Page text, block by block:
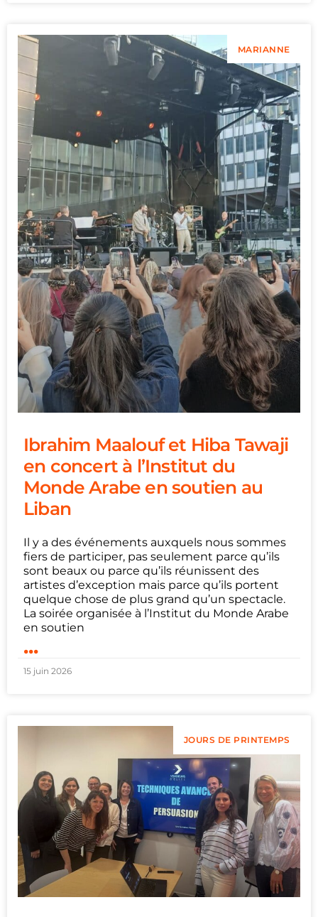
MARIANNE
Ibrahim Maalouf et Hiba Tawaji
en concert à l’Institut du
Monde Arabe en soutien au
Liban
Il y a des événements auxquels nous sommes
fiers de participer, pas seulement parce qu’ils
sont beaux ou parce qu’ils réunissent des
artistes d’exception mais parce qu’ils portent
quelque chose de plus grand qu’un spectacle.
La soirée organisée à l’Institut du Monde Arabe
en soutien
...
15 juin 2026
JOURS DE PRINTEMPS